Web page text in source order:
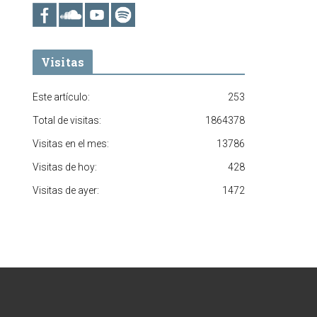
Visitas
253
Este artículo:
1864378
Total de visitas:
13786
Visitas en el mes:
428
Visitas de hoy:
1472
Visitas de ayer: